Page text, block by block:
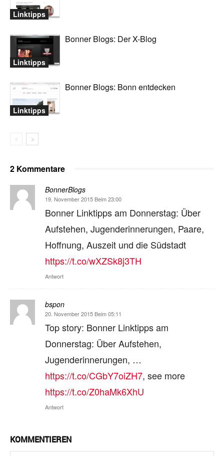
Linktipps
Linktipps
Bonner Blogs: Der X-Blog
Linktipps
Bonner Blogs: Bonn entdecken
2 Kommentare
BonnerBlogs
19. November 2015 Beim 23:00
Bonner Linktipps am Donnerstag: Über
Aufstehen, Jugenderinnerungen, Paare,
Hoffnung, Auszeit und die Südstadt
https://t.co/wXZSk8j3TH
Antwort
bspon
20. November 2015 Beim 05:11
Top story: Bonner Linktipps am
Donnerstag: Über Aufstehen,
Jugenderinnerungen, …
https://t.co/CGbY7oiZH7, see more
https://t.co/Z0haMk6XhU
Antwort
KOMMENTIEREN